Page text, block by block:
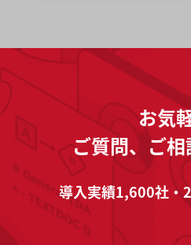
お気
ご質問、ご
導入実績1,600社・